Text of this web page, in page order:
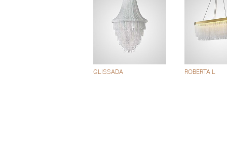
GLISSADA ROBERTA L